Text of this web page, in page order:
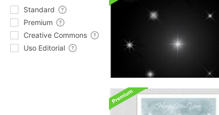
Standard
Premium
Creative Commons
Uso Editorial